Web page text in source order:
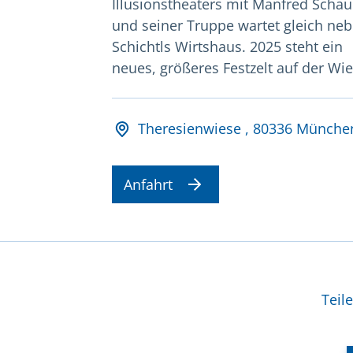
Illusionstheaters mit Manfred
und seiner Truppe wartet gleich
Schichtls Wirtshaus. 2025 steht ein
neues, größeres Festzelt auf der
Adresse und
Theresienwiese , 80336
Anfahrt